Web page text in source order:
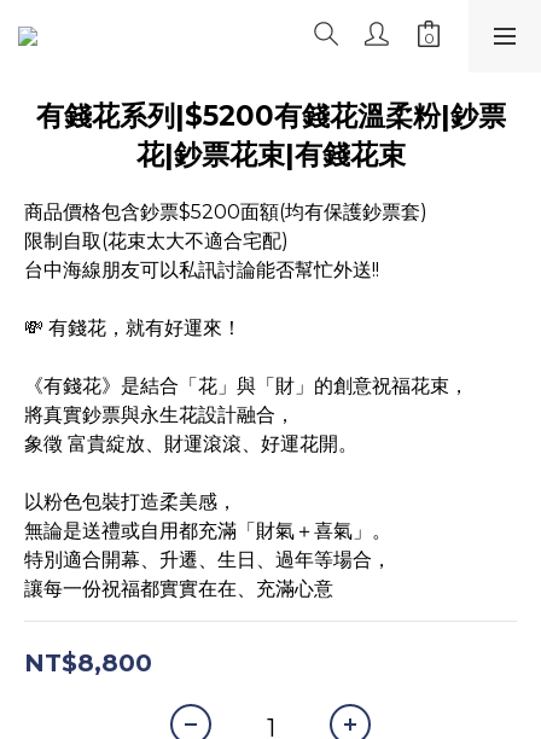
有錢花系列|$5200有錢花溫柔粉|鈔票
花|鈔票花束|有錢花束
商品價格包含鈔票$5200面額(均有保護鈔票套)
限制自取(花束太大不適合宅配)
台中海線朋友可以私訊討論能否幫忙外送!!
💸 有錢花，就有好運來！
《有錢花》是結合「花」與「財」的創意祝福花束，
將真實鈔票與永生花設計融合，
象徵 富貴綻放、財運滾滾、好運花開。
以粉色包裝打造柔美感，
無論是送禮或自用都充滿「財氣＋喜氣」。
特別適合開幕、升遷、生日、過年等場合，
讓每一份祝福都實實在在、充滿心意
NT$8,800